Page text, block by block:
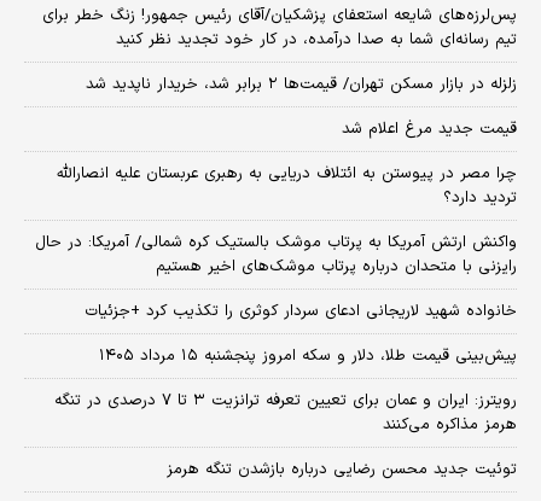
پس‌لرزه‌های شایعه استعفای پزشکیان/آقای رئیس جمهور! زنگ خطر برای
تیم رسانه‌ای شما به صدا درآمده، در کار خود تجدید نظر کنید
زلزله در بازار مسکن تهران/ قیمت‌ها ۲ برابر شد، خریدار ناپدید شد
قیمت جدید مرغ اعلام شد
چرا مصر در پیوستن به ائتلاف دریایی به رهبری عربستان علیه انصارالله
تردید دارد؟
واکنش ارتش آمریکا به پرتاب موشک بالستیک کره شمالی/ آمریکا: در حال
رایزنی با متحدان درباره پرتاب موشک‌های اخیر هستیم
خانواده شهید لاریجانی ادعای سردار کوثری را تکذیب کرد +جزئیات
پیش‌بینی قیمت طلا، دلار و سکه امروز پنجشنبه ۱۵ مرداد ۱۴۰۵
رویترز: ایران و عمان برای تعیین تعرفه ترانزیت ۳ تا ۷ درصدی در تنگه
هرمز مذاکره می‌کنند
توئیت جدید محسن رضایی درباره بازشدن تنگه هرمز